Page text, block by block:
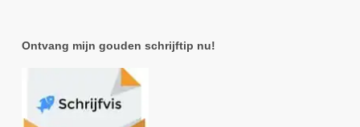
Ontvang mijn gouden schrijftip nu!